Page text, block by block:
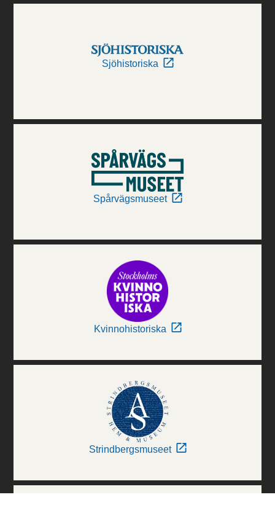
Sjöhistoriska
Spårvägsmuseet
Kvinnohistoriska
Strindbergsmuseet